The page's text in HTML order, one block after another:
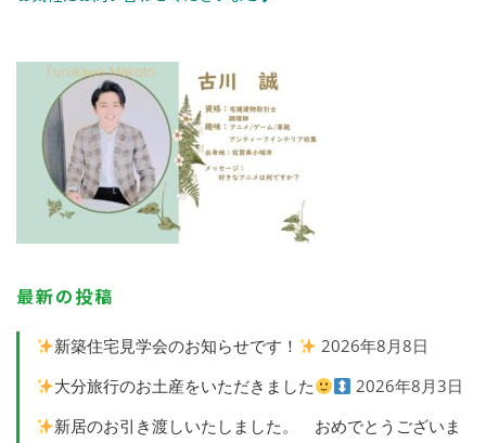
最新の投稿
新築住宅見学会のお知らせです！
2026年8月8日
大分旅行のお土産をいただきました
2026年8月3日
新居のお引き渡しいたしました。 おめでとうございま